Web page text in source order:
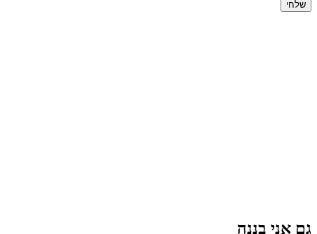
גם אני בננה